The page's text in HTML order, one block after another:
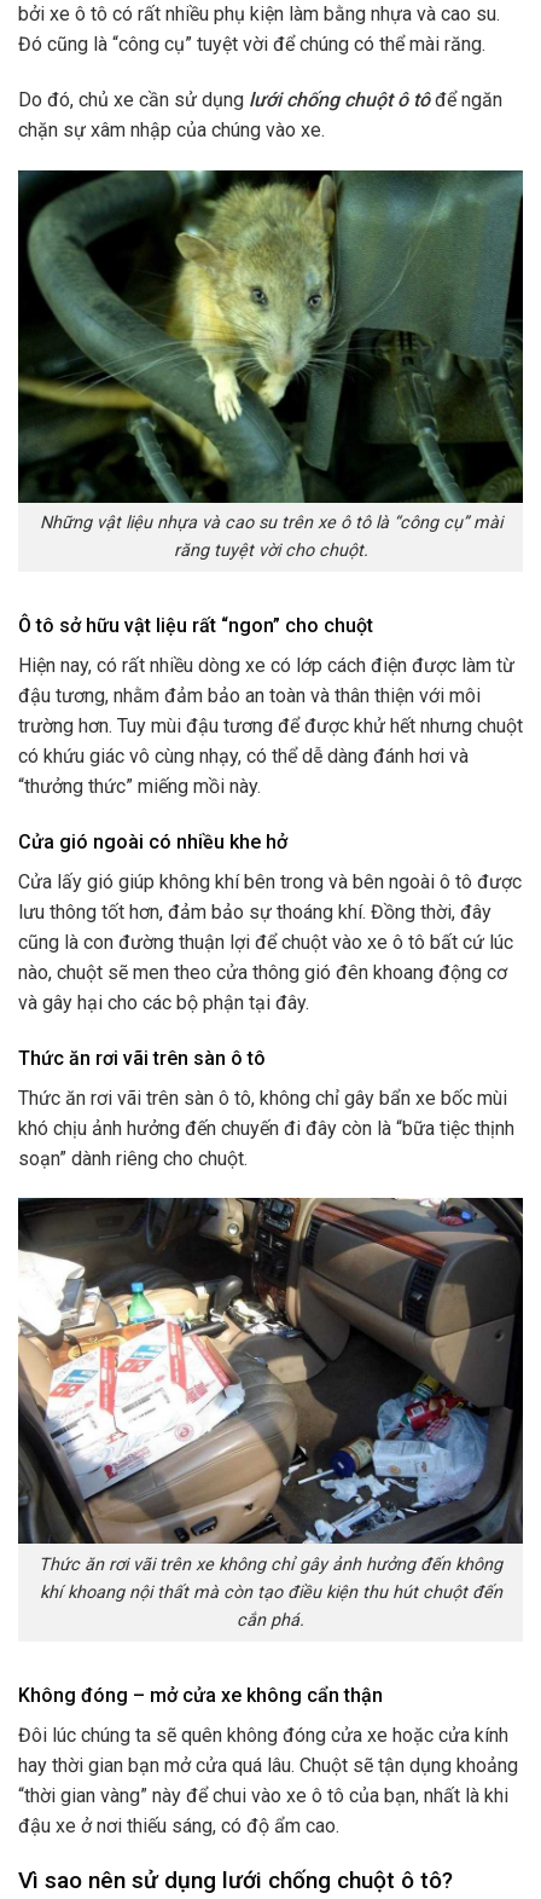
bởi xe ô tô có rất nhiều phụ kiện làm bằng nhựa và cao su.
Đó cũng là “công cụ” tuyệt vời để chúng có thể mài răng.
Do đó, chủ xe cần sử dụng lưới chống chuột ô tô để ngăn
chặn sự xâm nhập của chúng vào xe.
Những vật liệu nhựa và cao su trên xe ô tô là “công cụ” mài
răng tuyệt vời cho chuột.
Ô tô sở hữu vật liệu rất “ngon” cho chuột
Hiện nay, có rất nhiều dòng xe có lớp cách điện được làm từ
đậu tương, nhằm đảm bảo an toàn và thân thiện với môi
trường hơn. Tuy mùi đậu tương để được khử hết nhưng chuột
có khứu giác vô cùng nhạy, có thể dễ dàng đánh hơi và
“thưởng thức” miếng mồi này.
Cửa gió ngoài có nhiều khe hở
Cửa lấy gió giúp không khí bên trong và bên ngoài ô tô được
lưu thông tốt hơn, đảm bảo sự thoáng khí. Đồng thời, đây
cũng là con đường thuận lợi để chuột vào xe ô tô bất cứ lúc
nào, chuột sẽ men theo cửa thông gió đên khoang động cơ
và gây hại cho các bộ phận tại đây.
Thức ăn rơi vãi trên sàn ô tô
Thức ăn rơi vãi trên sàn ô tô, không chỉ gây bẩn xe bốc mùi
khó chịu ảnh hưởng đến chuyến đi đây còn là “bữa tiệc thịnh
soạn” dành riêng cho chuột.
Thức ăn rơi vãi trên xe không chỉ gây ảnh hưởng đến không
khí khoang nội thất mà còn tạo điều kiện thu hút chuột đến
cắn phá.
Không đóng – mở cửa xe không cẩn thận
Đôi lúc chúng ta sẽ quên không đóng cửa xe hoặc cửa kính
hay thời gian bạn mở cửa quá lâu. Chuột sẽ tận dụng khoảng
“thời gian vàng” này để chui vào xe ô tô của bạn, nhất là khi
đậu xe ở nơi thiếu sáng, có độ ẩm cao.
Vì sao nên sử dụng lưới chống chuột ô tô?